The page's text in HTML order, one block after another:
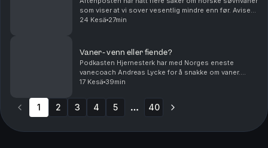
som viser at vi sover vesentlig mindre enn før. Avisen
har også publisert en sak om hvordan søvnvaner
24 Kesä 27min
Vaner- venn eller fiende?
Podkasten Hjernesterk har med Norges eneste
vanecoach Andreas Lycke for å snakke om vaner.
Hvorfor etablerer vi vaner som går på tvers av ønsket
om v...
17 Kesä 39min
1 2 3 4 5 40